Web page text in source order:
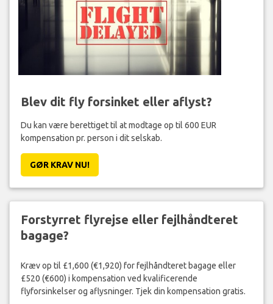
Blev dit fly forsinket eller aflyst?
Du kan være berettiget til at modtage op til 600 EUR
kompensation pr. person i dit selskab.
GØR KRAV NU!
Forstyrret flyrejse eller fejlhåndteret
bagage?
Kræv op til £1,600 (€1,920) for fejlhåndteret bagage eller
£520 (€600) i kompensation ved kvalificerende
flyforsinkelser og aflysninger. Tjek din kompensation gratis.